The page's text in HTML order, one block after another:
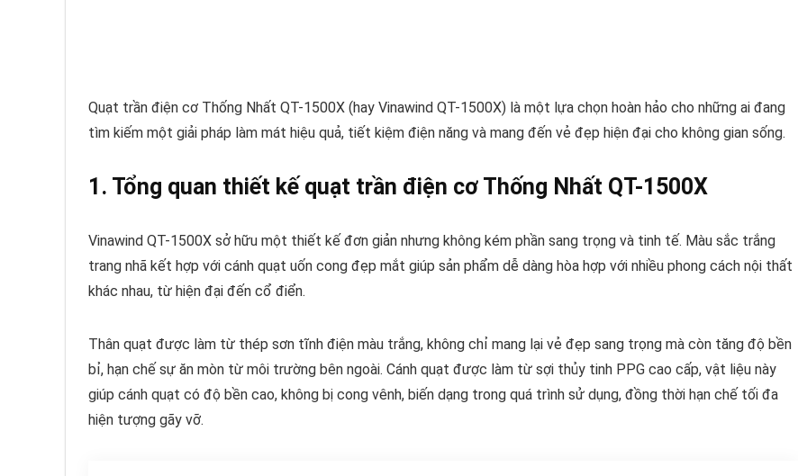
Quạt trần điện cơ Thống Nhất QT-1500X (hay Vinawind QT-1500X) là một lựa chọn hoàn hảo cho những ai đang
tìm kiếm một giải pháp làm mát hiệu quả, tiết kiệm điện năng và mang đến vẻ đẹp hiện đại cho không gian sống.
1. Tổng quan thiết kế quạt trần điện cơ Thống Nhất QT-1500X
Vinawind QT-1500X sở hữu một thiết kế đơn giản nhưng không kém phần sang trọng và tinh tế. Màu sắc trắng
trang nhã kết hợp với cánh quạt uốn cong đẹp mắt giúp sản phẩm dễ dàng hòa hợp với nhiều phong cách nội thất
khác nhau, từ hiện đại đến cổ điển.
Thân quạt được làm từ thép sơn tĩnh điện màu trắng, không chỉ mang lại vẻ đẹp sang trọng mà còn tăng độ bền
bỉ, hạn chế sự ăn mòn từ môi trường bên ngoài. Cánh quạt được làm từ sợi thủy tinh PPG cao cấp, vật liệu này
giúp cánh quạt có độ bền cao, không bị cong vênh, biến dạng trong quá trình sử dụng, đồng thời hạn chế tối đa
hiện tượng gãy vỡ.